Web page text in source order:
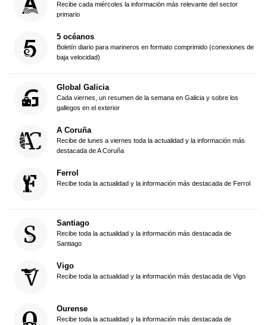
Recibe cada miércoles la información más relevante del sector
primario
5 océanos
Boletín diario para marineros en formato comprimido (conexiones de
baja velocidad)
Global Galicia
Cada viernes, un resumen de la semana en Galicia y sobre los
gallegos en el exterior
A Coruña
Recibe de lunes a viernes toda la actualidad y la información más
destacada de A Coruña
Ferrol
Recibe toda la actualidad y la información más destacada de Ferrol
Santiago
Recibe toda la actualidad y la información más destacada de
Santiago
Vigo
Recibe toda la actualidad y la información más destacada de Vigo
Ourense
Recibe toda la actualidad y la información más destacada de